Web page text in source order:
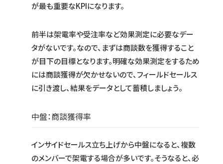
が最も重要なKPIになります。
前半は架電率や受注率など効果測定に必要なデー
タがないです。なので、まずは商談数を獲得すること
が目下の目標となります。明確な効果測定をするため
には商談獲得が欠かせないので、フィールドセールス
に引き渡し、結果をデータとして蓄積しましょう。
中盤：商談獲得率
インサイドセールス立ち上げから中盤になると、複数
のメンバーで架電する場合が多いです。そうなると、必